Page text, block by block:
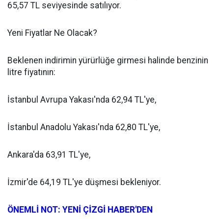
65,57 TL seviyesinde satılıyor.
Yeni Fiyatlar Ne Olacak?
Beklenen indirimin yürürlüğe girmesi halinde benzinin
litre fiyatının:
İstanbul Avrupa Yakası'nda 62,94 TL'ye,
İstanbul Anadolu Yakası'nda 62,80 TL'ye,
Ankara'da 63,91 TL'ye,
İzmir'de 64,19 TL'ye düşmesi bekleniyor.
ÖNEMLİ NOT: YENİ ÇİZGİ HABER'DEN